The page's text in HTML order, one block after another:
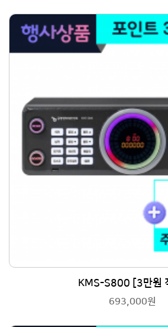
KMS-S800 [3만원
693,000원